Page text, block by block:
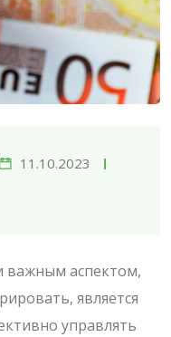
11.10.2023
важным аспектом,
является
управлять